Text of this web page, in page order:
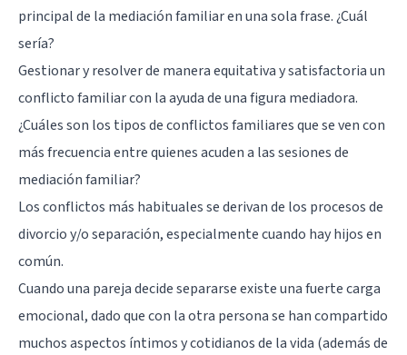
principal de la mediación familiar en una sola frase. ¿Cuál
sería?
Gestionar y resolver de manera equitativa y satisfactoria un
conflicto familiar con la ayuda de una figura mediadora.
¿Cuáles son los tipos de conflictos familiares que se ven con
más frecuencia entre quienes acuden a las sesiones de
mediación familiar?
Los conflictos más habituales se derivan de los procesos de
divorcioy/o separación, especialmente cuando hay hijos en
común.
Cuando una pareja decide separarse existe una fuerte carga
emocional, dado que con la otra persona se han compartido
muchos aspectos íntimos y cotidianos de la vida (además de